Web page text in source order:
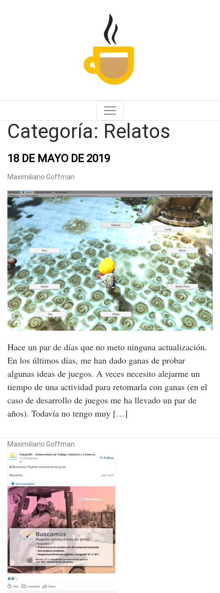
Categoría: Relatos
18 DE MAYO DE 2019
Maximiliano Goffman
Hace un par de días que no meto ninguna actualización.
En los últimos días, me han dado ganas de probar
algunas ideas de juegos. A veces necesito alejarme un
tiempo de una actividad para retomarla con ganas (en el
caso de desarrollo de juegos me ha llevado un par de
años). Todavía no tengo muy […]
Maximiliano Goffman